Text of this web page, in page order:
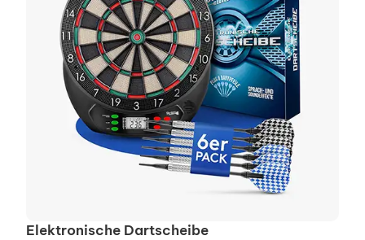
Elektronische Dartscheibe